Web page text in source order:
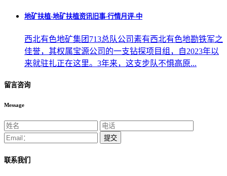
地矿扶植-地矿扶植资讯旧事-行情月评-中
西北有色地矿集团713总队公司素有西北有色地勘铁军之
佳誉，其权属宝源公司的一支钻探项目组，自2023年以
来就驻扎正在这里。3年来，这支步队不惧高原...
留言咨询
Message
提交
联系我们